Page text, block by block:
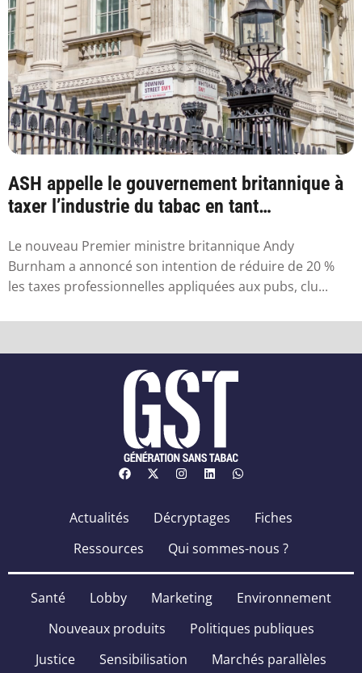
ASH appelle le gouvernement britannique à
taxer l’industrie du tabac en tant
Le nouveau Premier ministre britannique Andy
Burnham a annoncé son intention de réduire de 20 %
les taxes professionnelles appliquées aux pubs, clu...
Actualités Décryptages
Fiches
Ressources
Qui sommes-nous ?
Santé Lobby Marketing
Environnement
Nouveaux produits
Politiques publiques
Justice
Sensibilisation Marchés parallèles